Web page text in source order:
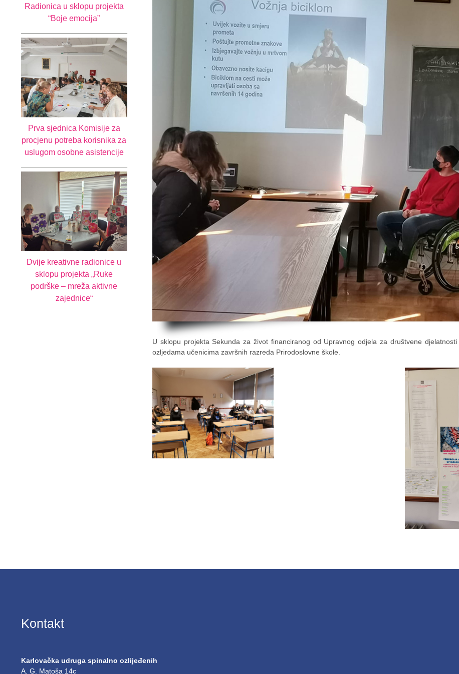
Radionica u sklopu projekta
“Boje emocija”
Prva sjednica Komisije za
procjenu potreba korisnika za
uslugom osobne asistencije
Dvije kreativne radionice u
sklopu projekta „Ruke
podrške – mreža aktivne
zajednice“
U sklopu projekta Sekunda za život financiranog od Upravnog odjela za društvene
ozljedama učenicima završnih razreda Prirodoslovne škole.
Kontakt
Karlovačka udruga spinalno ozlijeđenih
A. G. Matoša 14c